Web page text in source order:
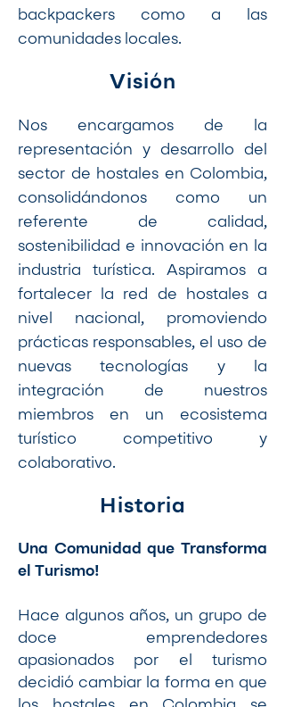
backpackers como a las
comunidades locales.
Visión
Nos encargamos de la
representación y desarrollo del
sector de hostales en Colombia,
consolidándonos como un
referente de calidad,
sostenibilidad e innovación en la
industria turística. Aspiramos a
fortalecer la red de hostales a
nivel nacional, promoviendo
prácticas responsables, el uso de
nuevas tecnologías y la
integración de nuestros
miembros en un ecosistema
turístico competitivo y
colaborativo.
Historia
Una Comunidad que Transforma
el Turismo!
Hace algunos años, un grupo de
doce emprendedores
apasionados por el turismo
decidió cambiar la forma en que